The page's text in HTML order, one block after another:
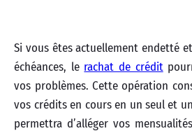
Si vous êtes actuellement endetté
échéances, le rachat de crédit
vos problèmes. Cette opération
vos crédits en cours en un seul et
permettra d’alléger vos